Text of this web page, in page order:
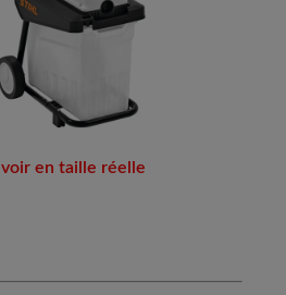
voir en taille réelle